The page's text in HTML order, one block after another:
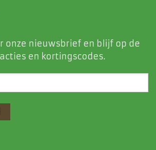
onze nieuwsbrief en blijf op de
en kortingscodes.